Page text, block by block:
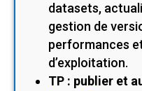
datasets,
gestion de
performances
d’exploitation.
TP : publier et